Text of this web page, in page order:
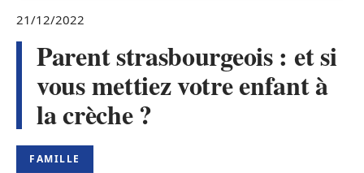
21/12/2022
Parent strasbourgeois : et si
vous mettiez votre enfant à
la crèche ?
FAMILLE